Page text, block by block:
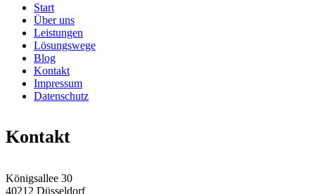
Start
Über uns
Leistungen
Lösungswege
Blog
Kontakt
Impressum
Datenschutz
Kontakt
Königsallee 30
40212 Düsseldorf